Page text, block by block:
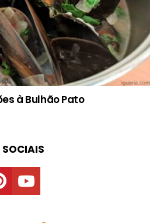
à Bulhão Pato
SOCIAIS
pinterestyoutube